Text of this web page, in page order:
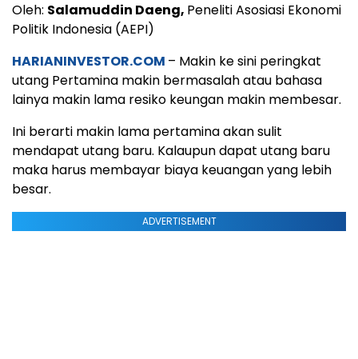
Oleh: Salamuddin Daeng, Peneliti Asosiasi Ekonomi
Politik Indonesia (AEPI)
HARIANINVESTOR.COM – Makin ke sini peringkat
utang Pertamina makin bermasalah atau bahasa
lainya makin lama resiko keungan makin membesar.
Ini berarti makin lama pertamina akan sulit
mendapat utang baru. Kalaupun dapat utang baru
maka harus membayar biaya keuangan yang lebih
besar.
ADVERTISEMENT